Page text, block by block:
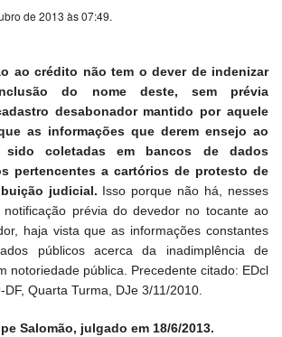
de 2013 às 07:49.
ao crédito não tem o dever de indenizar
do nome deste, sem prévia
desabonador mantido por aquele
as informações que derem ensejo ao
sido coletadas em bancos de dados
pertencentes a cartórios de protesto de
judicial. Isso porque não há, nesses
prévia do devedor no tocante ao
haja vista que as informações constantes
públicos acerca da inadimplência de
notoriedade pública. Precedente citado: EDcl
Quarta Turma, DJe 3/11/2010.
Salomão, julgado em 18/6/2013.